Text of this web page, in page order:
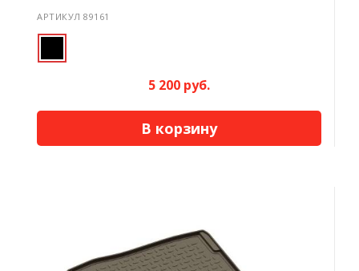
АРТИКУЛ 89161
5 200 руб.
В корзину